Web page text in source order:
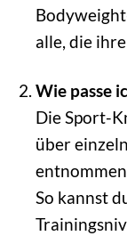
alle, die
Wie passe
Die Sport-
über
So kannst